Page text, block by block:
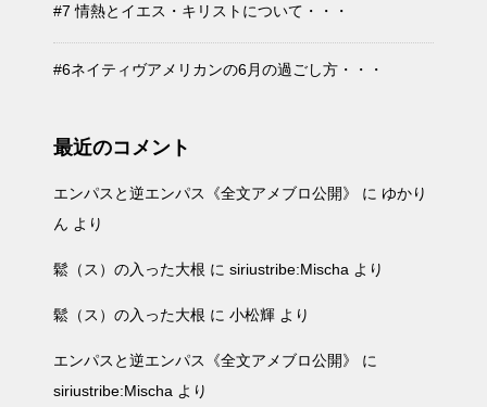
#7 情熱とイエス・キリストについて・・・
#6ネイティヴアメリカンの6月の過ごし方・・・
最近のコメント
エンパスと逆エンパス《全文アメブロ公開》 に ゆかり
ん より
鬆（ス）の入った大根 に siriustribe:Mischa より
鬆（ス）の入った大根 に 小松輝 より
エンパスと逆エンパス《全文アメブロ公開》
に
siriustribe:Mischa より